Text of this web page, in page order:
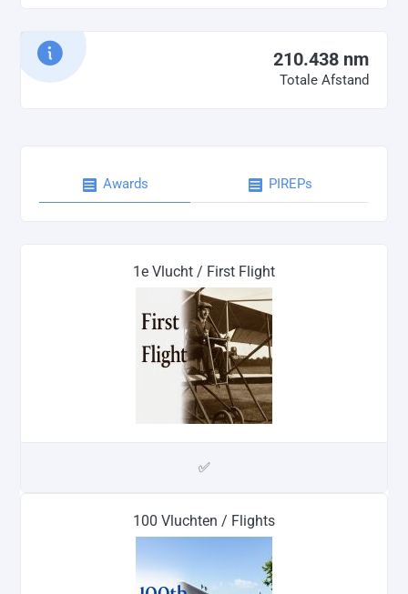
210.438 nm
Totale Afstand
Awards PIREPs
1e Vlucht / First Flight
✅
100 Vluchten / Flights